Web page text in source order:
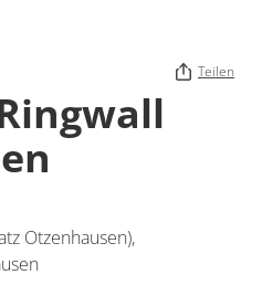
Teilen
Otzenhausen),